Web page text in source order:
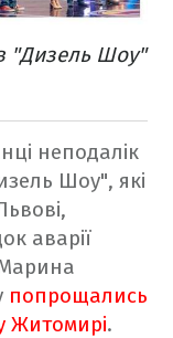
"Дизель Шоу"
неподалік
Шоу", які
аварії
попрощались
Житомирі.